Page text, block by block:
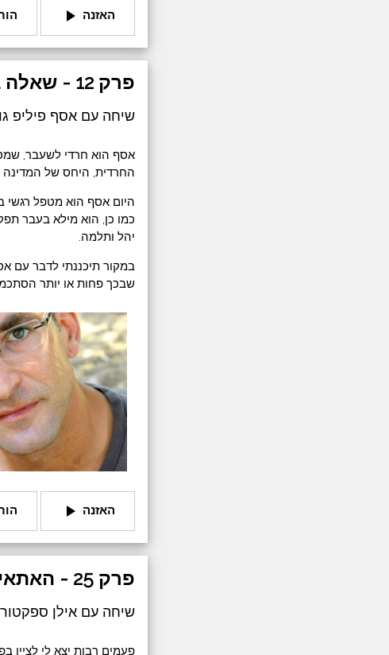
האזנה play_arrow
פרק 12 - שאלה בלי תשובה
שיחה עם אסף פיליפ
אסף הוא חרדי לשעבר,
החרדית, היחס של המדינה
היום אסף הוא מטפל רגשי
כמו כן, הוא מילא בעבר
יהל ותלמה.
במקור תיכננתי לדבר עם
שבכך פחות או יותר
האזנה play_arrow
פרק 25 - האתאיסט המצוי והיהודי החצוי
שיחה עם אילן ספקטור
פעמים רבות יצא לי לציין